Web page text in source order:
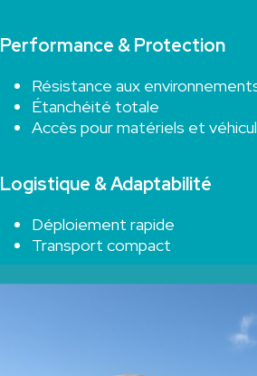
Performance & Protection
Résistance aux
Étanchéité totale
Accès pour matériels et
Logistique & Adaptabilité
Déploiement rapide
Transport compact